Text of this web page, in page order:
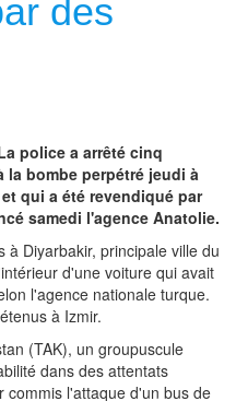
des
police a arrêté cinq
bombe perpétré jeudi à
qui a été revendiqué par
samedi l'agence Anatolie.
Diyarbakir, principale ville du
d'une voiture qui avait
l'agence nationale turque.
à Izmir.
(TAK), un groupuscule
dans des attentats
commis l'attaque d'un bus de